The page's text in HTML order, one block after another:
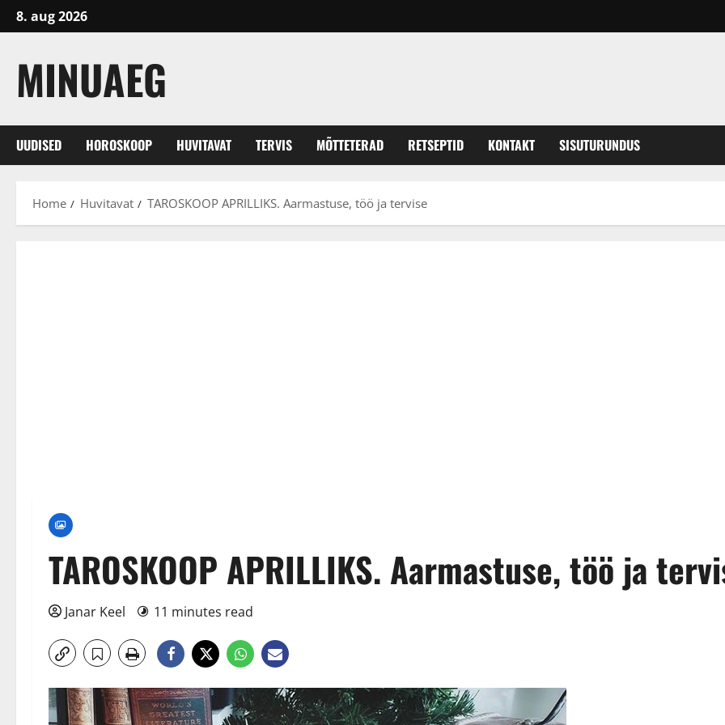
Skip
to
8. aug 2026
MINUAEG
UUDISED HOROSKOOP HUVITAVAT TERVIS MÕTTETERAD RETSEPTID KONTAKT SISUTURUNDUS
Home Huvitavat TAROSKOOP APRILLIKS. Aarmastuse, töö ja tervise
TAROSKOOP APRILLIKS. Aarmastuse, töö ja
Janar Keel 11 minutes read